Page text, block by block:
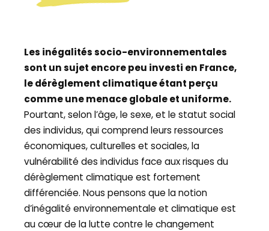
Les inégalités socio-environnementales
sont un sujet encore peu investi en France,
le dérèglement climatique étant perçu
comme une menace globale et uniforme.
Pourtant, selon l’âge, le sexe, et le statut social
des individus, qui comprend leurs ressources
économiques, culturelles et sociales, la
vulnérabilité des individus face aux risques du
dérèglement climatique est fortement
différenciée. Nous pensons que la notion
d’inégalité environnementale et climatique est
au cœur de la lutte contre le changement